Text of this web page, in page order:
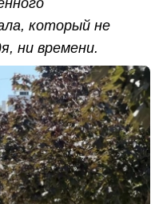
который не
ни времени.